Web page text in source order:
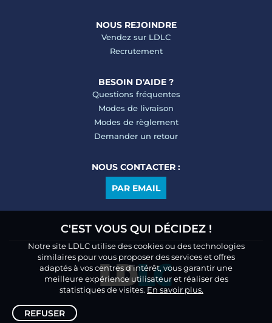
C'EST VOUS QUI DÉCIDEZ !
Notre site LDLC utilise des cookies ou des technologies
similaires pour vous proposer des services et offres
adaptés à vos centres d’intérêt, vous garantir une
meilleure expérience utilisateur et réaliser des
statistiques de visites. En savoir plus.
REFUSER
NOUS REJOINDRE
Vendez sur LDLC
Recrutement
BESOIN D'AIDE ?
Questions fréquentes
Modes de livraison
Modes de règlement
Demander un retour
NOUS CONTACTER :
PAR EMAIL